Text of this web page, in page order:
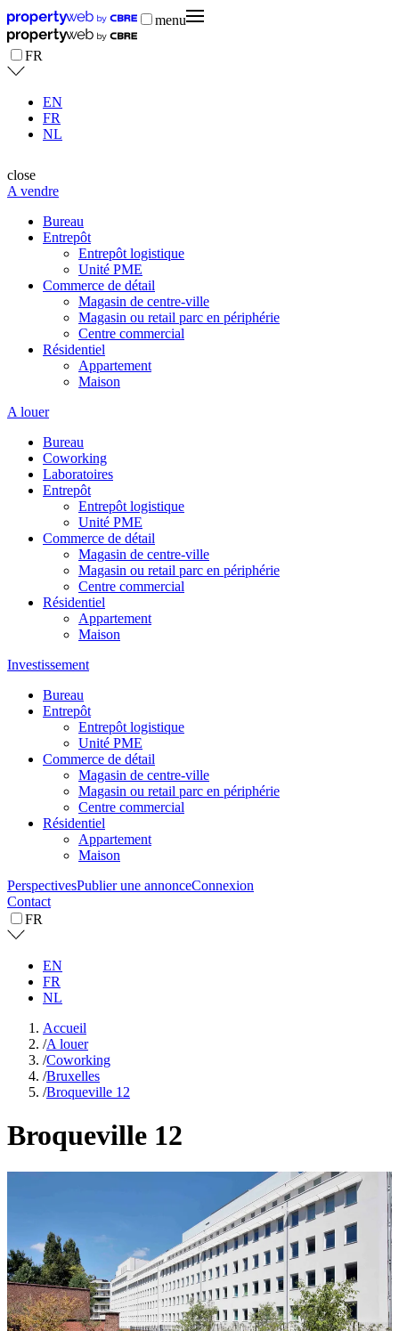
menu
FR
EN
FR
NL
close
A vendre
Bureau
Entrepôt
Entrepôt logistique
Unité PME
Commerce de détail
Magasin de centre-ville
Magasin ou retail parc en périphérie
Centre commercial
Résidentiel
Appartement
Maison
A louer
Bureau
Coworking
Laboratoires
Entrepôt
Entrepôt logistique
Unité PME
Commerce de détail
Magasin de centre-ville
Magasin ou retail parc en périphérie
Centre commercial
Résidentiel
Appartement
Maison
Investissement
Bureau
Entrepôt
Entrepôt logistique
Unité PME
Commerce de détail
Magasin de centre-ville
Magasin ou retail parc en périphérie
Centre commercial
Résidentiel
Appartement
Maison
PerspectivesPublier une annonceConnexion
Contact
FR
EN
FR
NL
Accueil
/A louer
/Coworking
/Bruxelles
/Broqueville 12
Broqueville 12